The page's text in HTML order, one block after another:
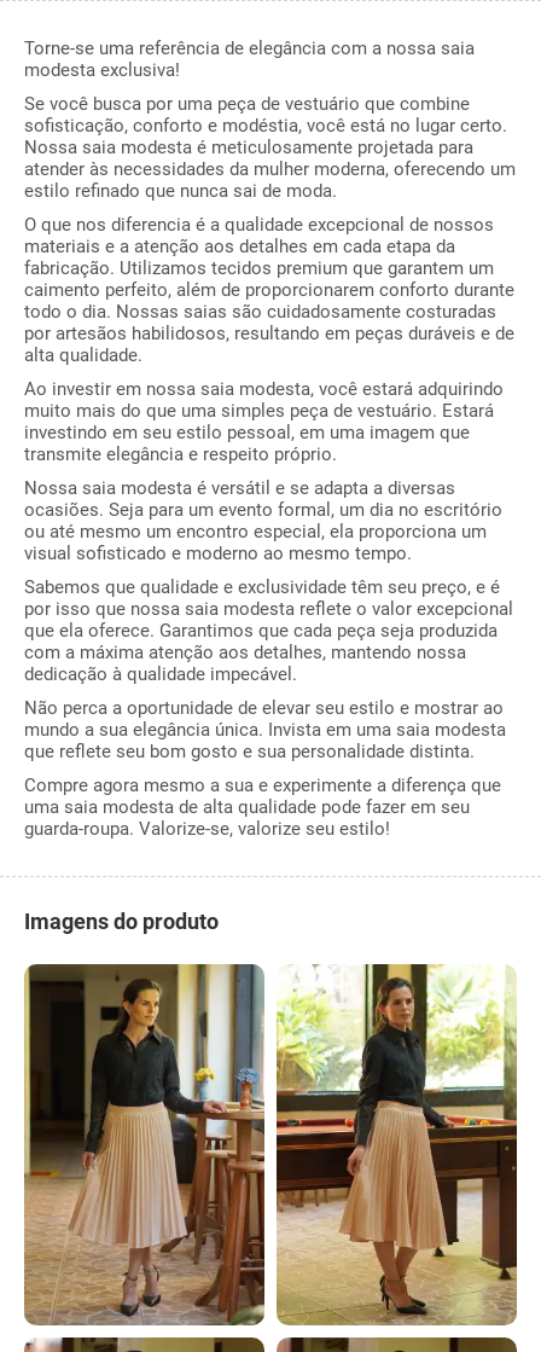
Torne-se uma referência de elegância com a nossa saia
modesta exclusiva!
Se você busca por uma peça de vestuário que combine
sofisticação, conforto e modéstia, você está no lugar certo.
Nossa saia modesta é meticulosamente projetada para
atender às necessidades da mulher moderna, oferecendo um
estilo refinado que nunca sai de moda.
O que nos diferencia é a qualidade excepcional de nossos
materiais e a atenção aos detalhes em cada etapa da
fabricação. Utilizamos tecidos premium que garantem um
caimento perfeito, além de proporcionarem conforto durante
todo o dia. Nossas saias são cuidadosamente costuradas
por artesãos habilidosos, resultando em peças duráveis e de
alta qualidade.
Ao investir em nossa saia modesta, você estará adquirindo
muito mais do que uma simples peça de vestuário. Estará
investindo em seu estilo pessoal, em uma imagem que
transmite elegância e respeito próprio.
Nossa saia modesta é versátil e se adapta a diversas
ocasiões. Seja para um evento formal, um dia no escritório
ou até mesmo um encontro especial, ela proporciona um
visual sofisticado e moderno ao mesmo tempo.
Sabemos que qualidade e exclusividade têm seu preço, e é
por isso que nossa saia modesta reflete o valor excepcional
que ela oferece. Garantimos que cada peça seja produzida
com a máxima atenção aos detalhes, mantendo nossa
dedicação à qualidade impecável.
Não perca a oportunidade de elevar seu estilo e mostrar ao
mundo a sua elegância única. Invista em uma saia modesta
que reflete seu bom gosto e sua personalidade distinta.
Compre agora mesmo a sua e experimente a diferença que
uma saia modesta de alta qualidade pode fazer em seu
guarda-roupa. Valorize-se, valorize seu estilo!
Imagens do produto